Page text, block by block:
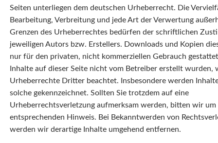
Seiten unterliegen dem deutschen Urheberrecht. Die
Bearbeitung, Verbreitung und jede Art der Verwertung
Grenzen des Urheberrechtes bedürfen der schriftlichen
jeweiligen Autors bzw. Erstellers. Downloads und Kopien
nur für den privaten, nicht kommerziellen Gebrauch
Inhalte auf dieser Seite nicht vom Betreiber erstellt wurden,
Urheberrechte Dritter beachtet. Insbesondere werden
solche gekennzeichnet. Sollten Sie trotzdem auf eine
Urheberrechtsverletzung aufmerksam werden, bitten wir um
entsprechenden Hinweis. Bei Bekanntwerden von
werden wir derartige Inhalte umgehend entfernen.